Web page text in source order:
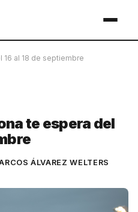
16 al 18 de septiembre
te espera del
ÁLVAREZ WELTERS